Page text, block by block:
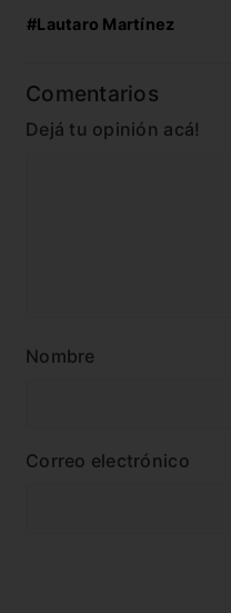
#Lautaro Martínez
Comentarios
Dejá tu opinión acá!
Nombre
Correo electrónico